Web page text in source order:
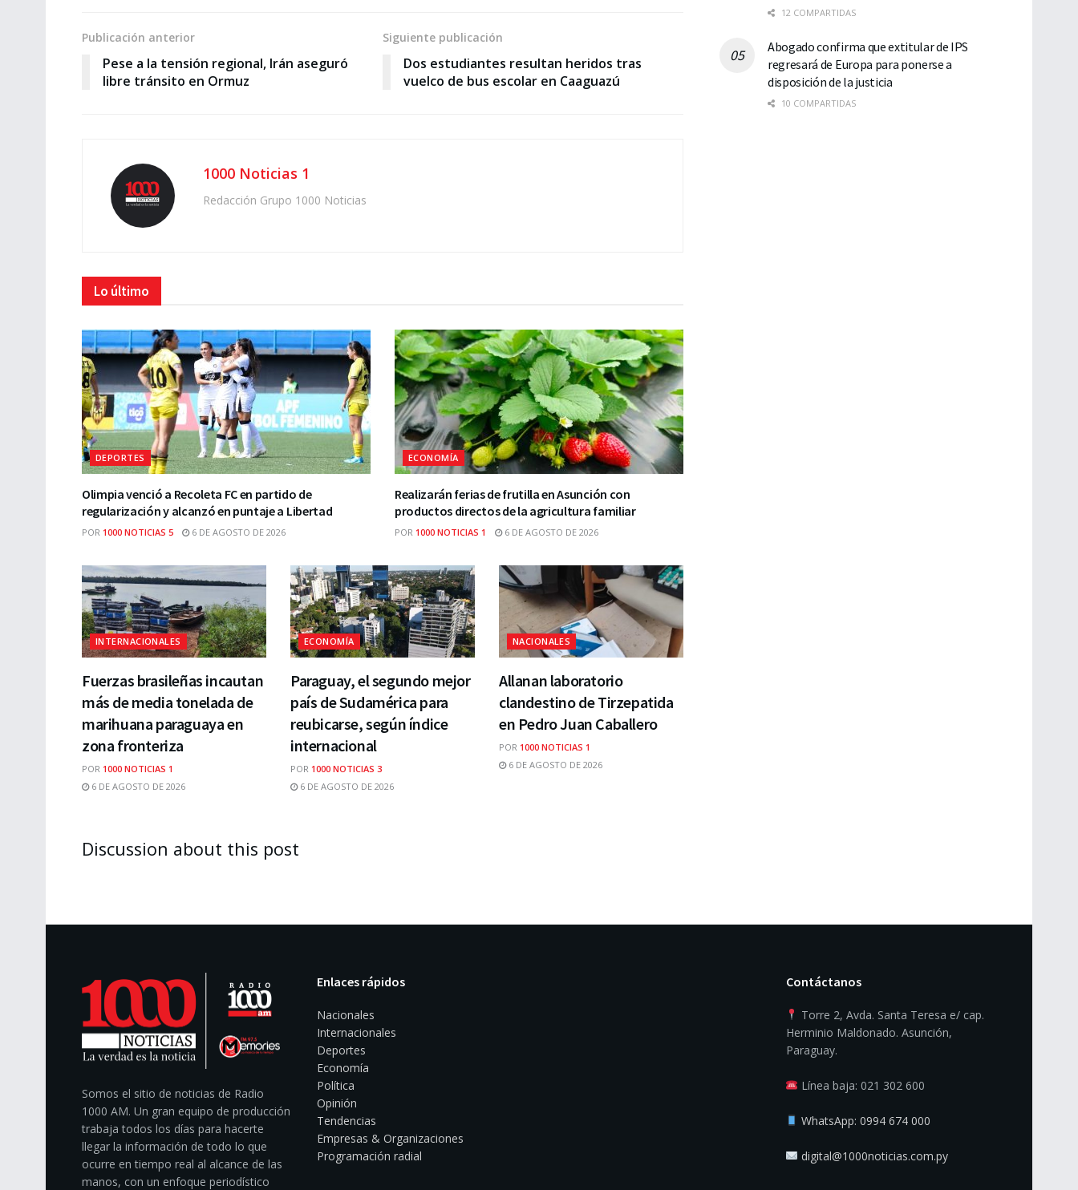
Publicación anterior
Pese a la tensión regional, Irán aseguró
libre tránsito en Ormuz
Siguiente publicación
Dos estudiantes resultan heridos tras
vuelco de bus escolar en Caaguazú
1000 Noticias 1
Redacción Grupo 1000 Noticias
Lo último
DEPORTES
Olimpia venció a Recoleta FC en partido de
regularización y alcanzó en puntaje a Libertad
POR 1000 NOTICIAS 5 6 DE AGOSTO DE 2026
ECONOMÍA
Realizarán ferias de frutilla en Asunción con
productos directos de la agricultura familiar
POR 1000 NOTICIAS 1 6 DE AGOSTO DE 2026
INTERNACIONALES
Fuerzas brasileñas incautan
más de media tonelada de
marihuana paraguaya en
zona fronteriza
POR 1000 NOTICIAS 1
6 DE AGOSTO DE 2026
ECONOMÍA
Paraguay, el segundo mejor
país de Sudamérica para
reubicarse, según índice
internacional
POR 1000 NOTICIAS 3
6 DE AGOSTO DE 2026
NACIONALES
Allanan laboratorio
clandestino de Tirzepatida
en Pedro Juan Caballero
POR 1000 NOTICIAS 1
6 DE AGOSTO DE 2026
Discussion about this post
12 COMPARTIDAS
Abogado confirma que extitular de IPS
regresará de Europa para ponerse a
disposición de la justicia
10 COMPARTIDAS
Somos el sitio de noticias de Radio
1000 AM. Un gran equipo de producción
trabaja todos los días para hacerte
llegar la información de todo lo que
ocurre en tiempo real al alcance de las
manos, con un enfoque periodístico
Enlaces rápidos
Nacionales
Internacionales
Deportes
Economía
Política
Opinión
Tendencias
Empresas & Organizaciones
Programación radial
Contáctanos
Torre 2, Avda. Santa Teresa e/ cap.
Herminio Maldonado. Asunción,
Paraguay.
Línea baja: 021 302 600
WhatsApp: 0994 674 000
digital@1000noticias.com.py